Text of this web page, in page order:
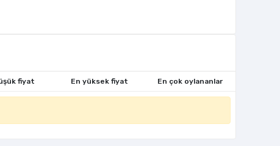
fiyat En yüksek fiyat En çok oylananlar